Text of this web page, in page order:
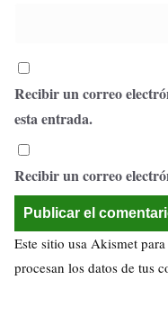
Recibir un correo
esta entrada.
Recibir un correo
Este sitio usa Akismet
procesan los datos de tus